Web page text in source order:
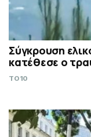
Σύγκρουση
κατέθεσε ο
TO10